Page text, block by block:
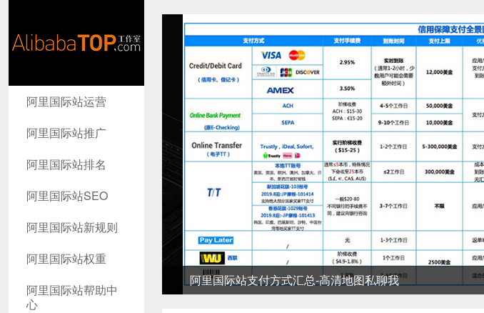
AlibabaTop
工作室
阿里国际站运营
阿里国际站推广
阿里国际站排名
阿里国际站SEO
阿里国际站新规则
阿里国际站权重
阿里国际站帮助中
心
阿里国际站支付方式汇总-高清地图私聊我